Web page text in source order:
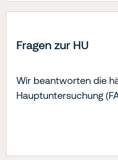
Fragen zur HU
Wir beantworten die
Hauptuntersuchung